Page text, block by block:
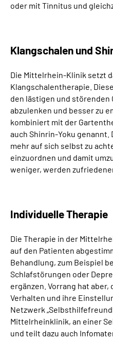
Suche
Mein
oder mit Tinnitus und
Klangschalen und
Die Mittelrhein-Klinik setzt
Klangschalentherapie.
den lästigen und störenden
abzulenken und besser zu
kombiniert mit der
auch Shinrin-Yoku
mehr auf sich selbst zu
einzuordnen und damit
weniger, werden
Individuelle Therapie
Die Therapie in der
auf den Patienten
Behandlung, zum Beispiel
Schlafstörungen oder
ergänzen. Vorrang hat
Verhalten und ihre
Netzwerk
Mittelrheinklinik, an einer
und teilt dazu auch